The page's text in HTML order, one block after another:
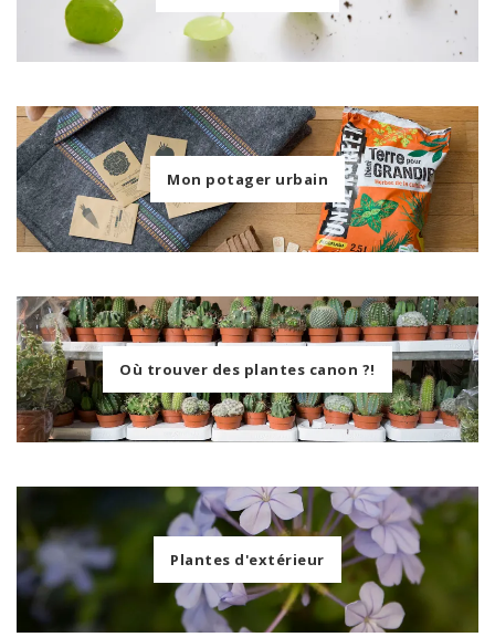
Mon potager urbain
Où trouver des plantes canon ?!
Plantes d'extérieur